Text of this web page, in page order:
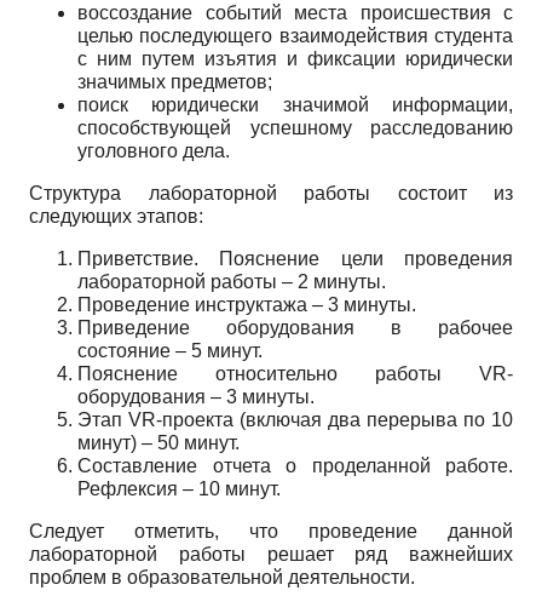
воссоздание событий места происшествия с
целью последующего взаимодействия студента
с ним путем изъятия и фиксации юридически
значимых предметов;
поиск юридически значимой информации,
способствующей успешному расследованию
уголовного дела.
Структура лабораторной работы состоит из
следующих этапов:
Приветствие. Пояснение цели проведения
лабораторной работы – 2 минуты.
Проведение инструктажа – 3 минуты.
Приведение оборудования в рабочее
состояние – 5 минут.
Пояснение относительно работы VR-
оборудования – 3 минуты.
Этап VR-проекта (включая два перерыва по 10
минут) – 50 минут.
Составление отчета о проделанной работе.
Рефлексия – 10 минут.
Следует отметить, что проведение данной
лабораторной работы решает ряд важнейших
проблем в образовательной деятельности.